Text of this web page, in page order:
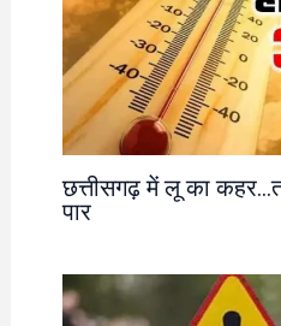
छत्तीसगढ़ में लू का
पार